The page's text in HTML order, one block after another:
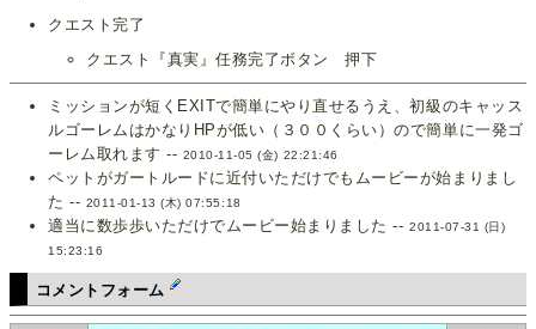
クエスト完了
クエスト『真実』任務完了ボタン 押下
ミッションが短くEXITで簡単にやり直せるうえ、初級のキャッス
ルゴーレムはかなりHPが低い（３００くらい）ので簡単に一発ゴ
ーレム取れます -- 2010-11-05 (金) 22:21:46
ペットがガートルードに近付いただけでもムービーが始まりまし
た -- 2011-01-13 (木) 07:55:18
適当に数歩歩いただけでムービー始まりました -- 2011-07-31 (日)
15:23:16
コメントフォーム